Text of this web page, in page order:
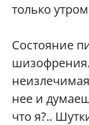
только
Состояние
нее и
что я?..